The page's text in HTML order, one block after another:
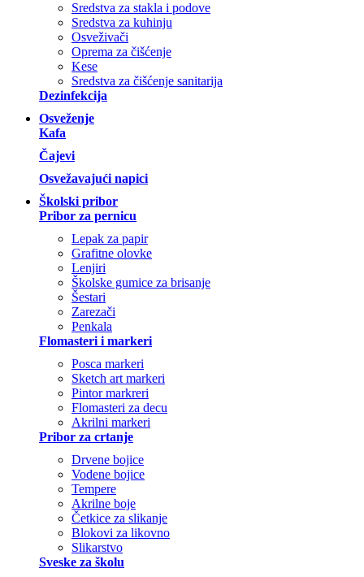
Sredstva za stakla i podove
Sredstva za kuhinju
Osveživači
Oprema za čišćenje
Kese
Sredstva za čišćenje sanitarija
Dezinfekcija
Osveženje
Kafa
Čajevi
Osvežavajući napici
Školski pribor
Pribor za pernicu
Lepak za papir
Grafitne olovke
Lenjiri
Školske gumice za brisanje
Šestari
Zarezači
Penkala
Flomasteri i markeri
Posca markeri
Sketch art markeri
Pintor markreri
Flomasteri za decu
Akrilni markeri
Pribor za crtanje
Drvene bojice
Vodene bojice
Tempere
Akrilne boje
Četkice za slikanje
Blokovi za likovno
Slikarstvo
Sveske za školu